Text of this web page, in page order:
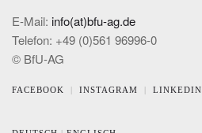
E-Mail: info(at)bfu-ag.de
Telefon: +49 (0)561 96996-0
© BfU-AG
FACEBOOK | INSTAGRAM | LINKEDIN